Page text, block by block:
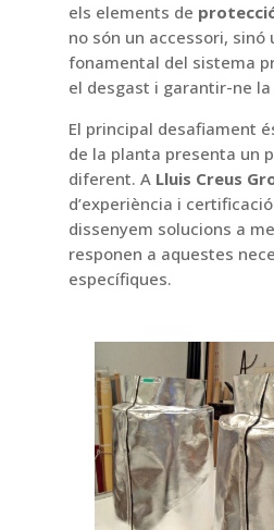
els elements de
no són un accessori, sinó
fonamental del sistema
el desgast i garantir-ne
El principal desafiament
de la planta presenta un
diferent. A Lluis Creus
d’experiència i certificació
dissenyem solucions a
responen a aquestes
específiques.